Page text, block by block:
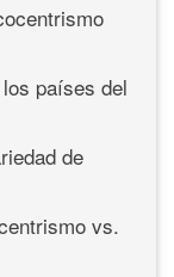
países del
de
vs.